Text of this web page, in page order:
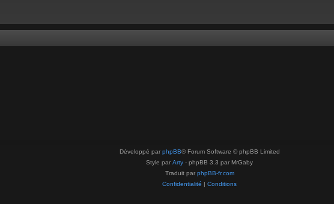
Développé par phpBB® Forum Software © phpBB Limited
Style par Arty - phpBB 3.3 par MrGaby
Traduit par phpBB-fr.com
Confidentialité | Conditions